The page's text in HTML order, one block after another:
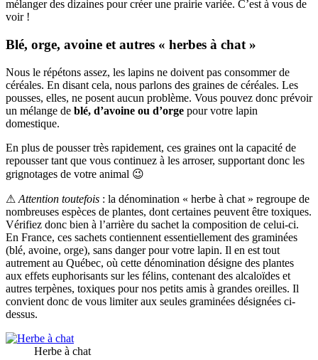
mélanger des dizaines pour créer une prairie variée. C’est à vous de
voir !
Blé, orge, avoine et autres « herbes à chat »
Nous le répétons assez, les lapins ne doivent pas consommer de
céréales. En disant cela, nous parlons des graines de céréales. Les
pousses, elles, ne posent aucun problème. Vous pouvez donc prévoir
un mélange de blé, d’avoine ou d’orge pour votre lapin
domestique.
En plus de pousser très rapidement, ces graines ont la capacité de
repousser tant que vous continuez à les arroser, supportant donc les
grignotages de votre animal 😉
⚠ Attention toutefois : la dénomination « herbe à chat » regroupe de
nombreuses espèces de plantes, dont certaines peuvent être toxiques.
Vérifiez donc bien à l’arrière du sachet la composition de celui-ci.
En France, ces sachets contiennent essentiellement des graminées
(blé, avoine, orge), sans danger pour votre lapin. Il en est tout
autrement au Québec, où cette dénomination désigne des plantes
aux effets euphorisants sur les félins, contenant des alcaloïdes et
autres terpènes, toxiques pour nos petits amis à grandes oreilles. Il
convient donc de vous limiter aux seules graminées désignées ci-
dessus.
Herbe à chat